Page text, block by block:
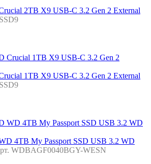
2TB X9 USB-C 3.2 Gen 2 External
1TB X9 USB-C 3.2 Gen 2 External
4TB My Passport SSD USB 3.2 WD
WDBAGF0040BGY-WESN